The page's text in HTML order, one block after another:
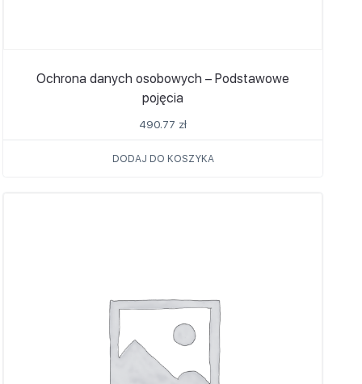
Ochrona danych osobowych – Podstawowe
pojęcia
490.77 zł
DODAJ DO KOSZYKA